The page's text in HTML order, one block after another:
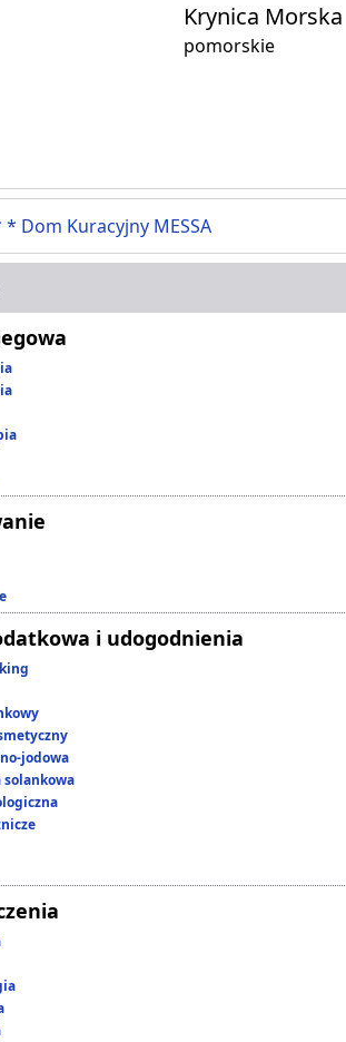
Krynica Morska
pomorskie
* Dom Kuracyjny MESSA
i udogodnienia
jodowa